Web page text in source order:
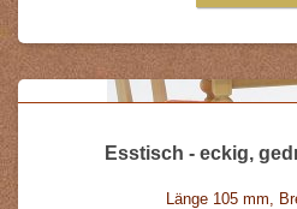
Esstisch - eckig,
Länge 105 mm,